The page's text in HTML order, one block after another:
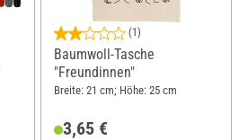
(1)
Baumwoll-Tasche
"Freundinnen"
Breite: 21 cm; Höhe: 25 cm
3,65 €